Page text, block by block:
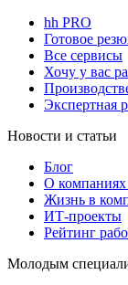
hh PRO
Готовое
Все сервисы
Хочу у вас
Экспертная
Новости и статьи
Блог
О
Жизнь в
ИТ-проекты
Рейтинг
Молодым